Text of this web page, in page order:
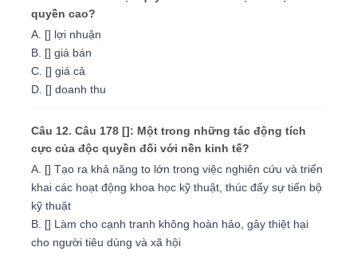
quyền cao?
A. [] lợi nhuận
B. [] giá bán
C. [] giá cả
D. [] doanh thu
Câu 12. Câu 178 []: Một trong những tác động tích
cực của độc quyền đối với nền kinh tế?
A. [] Tạo ra khả năng to lớn trong việc nghiên cứu và triển
khai các hoạt động khoa học kỹ thuật, thúc đẩy sự tiến bộ
kỹ thuật
B. [] Làm cho cạnh tranh không hoàn hảo, gây thiệt hại
cho người tiêu dùng và xã hội